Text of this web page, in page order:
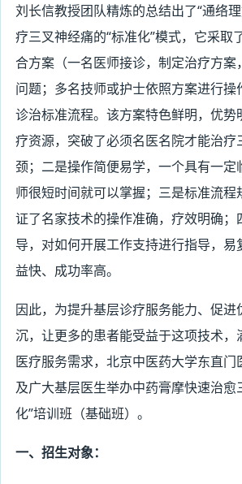
刘长信教授团队精炼的总结出了“通络
疗三叉神经痛的“标准化”模式，它采取
合方案（一名医师接诊，制定治疗方案
问题；多名技师或护士依照方案进行操
诊治标准流程。该方案特色鲜明，优势
疗资源，突破了必须名医名院才能治疗
颈；二是操作简便易学，一个具有一定
师很短时间就可以掌握；三是标准流程
证了名家技术的操作准确，疗效明确；
导，对如何开展工作支持进行指导，易
益快、成功率高。
因此，为提升基层诊疗服务能力、促进
沉，让更多的患者能受益于这项技术，
医疗服务需求，北京中医药大学东直门
及广大基层医生举办中药膏摩快速治愈
化”培训班（基础班）。
一、招生对象：